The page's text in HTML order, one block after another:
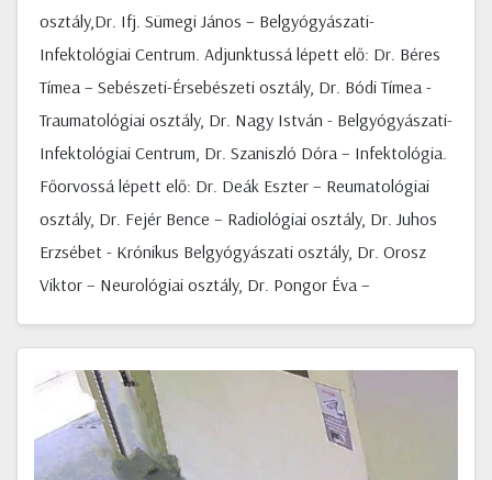
osztály,Dr. Ifj. Sümegi János – Belgyógyászati-
Infektológiai Centrum. Adjunktussá lépett elő: Dr. Béres
Tímea – Sebészeti-Érsebészeti osztály, Dr. Bódi Tímea -
Traumatológiai osztály, Dr. Nagy István - Belgyógyászati-
Infektológiai Centrum, Dr. Szaniszló Dóra – Infektológia.
Főorvossá lépett elő: Dr. Deák Eszter – Reumatológiai
osztály, Dr. Fejér Bence – Radiológiai osztály, Dr. Juhos
Erzsébet - Krónikus Belgyógyászati osztály, Dr. Orosz
Viktor – Neurológiai osztály, Dr. Pongor Éva –